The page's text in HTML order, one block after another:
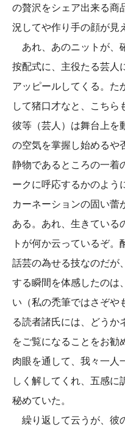
の贅沢をシェア出来る商
況してや作り手の顔が見
あれ、あのニットが、
按配式に、主役たる芸人
アッピールしてくる。た
して猪口才なと、こちら
彼等（芸人）は舞台上を
の空気を掌握し始めるや
静物であるところの一着
ークに呼応するかのよう
カーネーションの固い蕾
ある。あれ、生きている
トが何か云っているぞ
話芸の為せる技なのだが
する瞬間を体感したのは
い（私の禿筆ではさぞや
る読者諸氏には、どうか
をご覧になることをお勧
肉眼を通して、我々一人
しく解してくれ、五感に
秘めていた。
繰り返して云うが、彼